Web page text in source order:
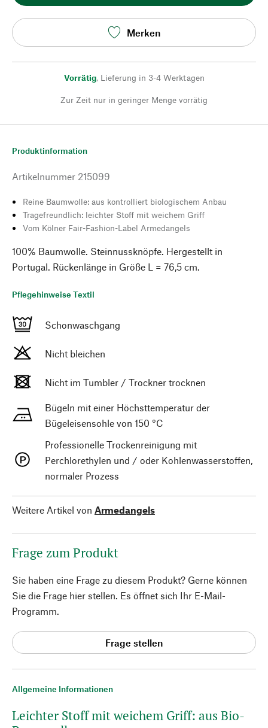
Merken
Vorrätig, Lieferung in 3-4 Werktagen
Zur Zeit nur in geringer Menge vorrätig
Allgemeine Informationen
Leichter Stoff mit weichem Griff: aus Bio-
Produktinformation
Artikelnummer 215099
Reine Baumwolle: aus kontrolliert biologischem Anbau
Tragefreundlich: leichter Stoff mit weichem Griff
Vom Kölner Fair-Fashion-Label Armedangels
100% Baumwolle. Steinnussknöpfe. Hergestellt in
Portugal. Rückenlänge in Größe L = 76,5 cm.
Pflegehinweise Textil
Schonwaschgang
Nicht bleichen
Nicht im Tumbler / Trockner trocknen
Bügeln mit einer Höchsttemperatur der
Bügeleisensohle von 150 °C
Professionelle Trockenreinigung mit
Perchlorethylen und / oder Kohlenwasserstoffen,
normaler Prozess
Weitere Artikel von Armedangels
Frage zum Produkt
Sie haben eine Frage zu diesem Produkt? Gerne können
Sie die Frage hier stellen. Es öffnet sich Ihr E-Mail-
Programm.
Frage stellen